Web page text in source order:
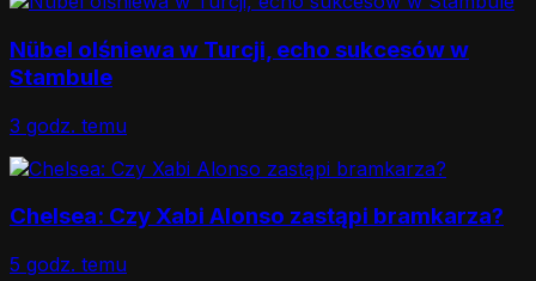
Nübel olśniewa w Turcji, echo sukcesów w
Stambule
3 godz. temu
Chelsea: Czy Xabi Alonso zastąpi bramkarza?
5 godz. temu